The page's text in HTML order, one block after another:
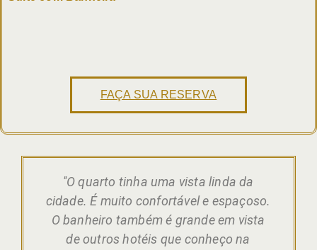
FAÇA SUA RESERVA
''O quarto tinha uma vista linda da
cidade. É muito confortável e espaçoso.
O banheiro também é grande em vista
de outros hotéis que conheço na